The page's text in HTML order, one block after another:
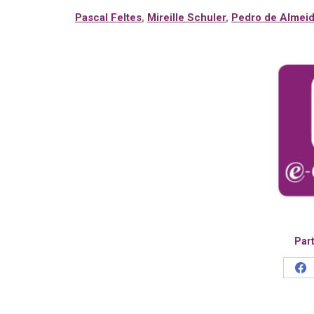
Pascal Feltes, Mireille Schuler, Pedro de